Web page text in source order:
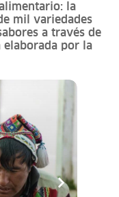
la
mil variedades
a través de
elaborada por la